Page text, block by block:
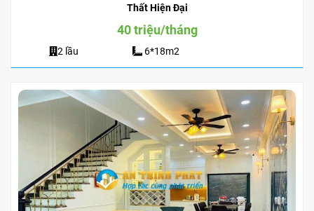
Thất Hiện Đại
40 triệu/tháng
2 lầu 6*18m2